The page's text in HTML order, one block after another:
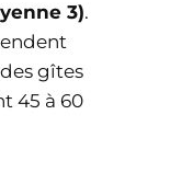
3).
gîtes
45 à 60